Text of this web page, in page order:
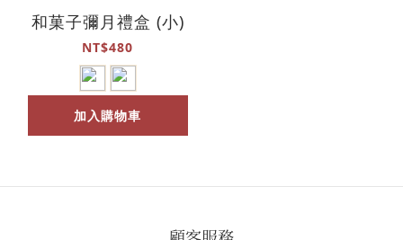
和菓子彌月禮盒 (小)
NT$480
加入購物車